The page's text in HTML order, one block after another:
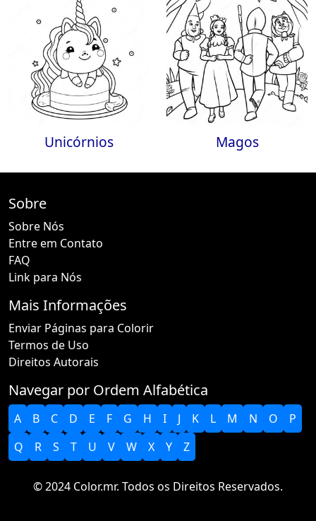
Unicórnios Magos
Sobre
Sobre Nós
Entre em Contato
FAQ
Link para Nós
Mais Informações
Enviar Páginas para Colorir
Termos de Uso
Direitos Autorais
Navegar por Ordem Alfabética
A B C D E F G H I J K L M N O
P
Q
R S T U V W X Y Z
© 2024 Color.mr. Todos os Direitos Reservados.